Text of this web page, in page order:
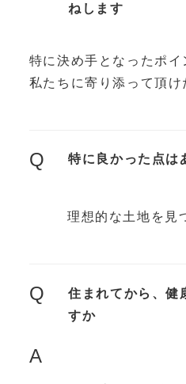
ねします
特に決め手となったポ
私たちに寄り添って頂け
Q 特に良かった点は
理想的な土地を見
Q
住まれてから、健
すか
A